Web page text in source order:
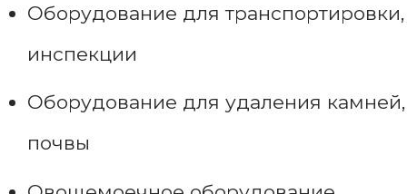
Оборудование для транспортировки,
инспекции
Оборудование для удаления камней,
почвы